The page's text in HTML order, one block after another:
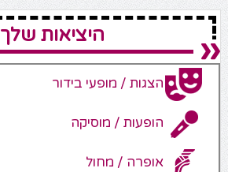
היציאות שלך
הצגות / מופעי בידור
הופעות / מוסיקה
אופרה / מחול